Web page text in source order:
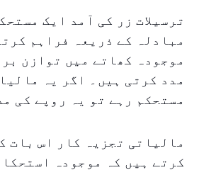
ترسیلات زر کی آمد ایک
مبادلہ کے ذریعہ فراہم
موجودہ کھاتے میں توازن
مدد کرتی ہیں۔ اگر یہ
مستحکم رہے تو یہ روپے کی
مالیاتی تجزیہ کار اس بات
کرتے ہیں کہ موجودہ